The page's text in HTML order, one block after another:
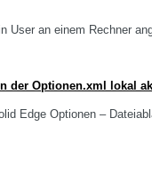
User an einem Rechner
der Optionen.xml lokal
Edge Optionen –